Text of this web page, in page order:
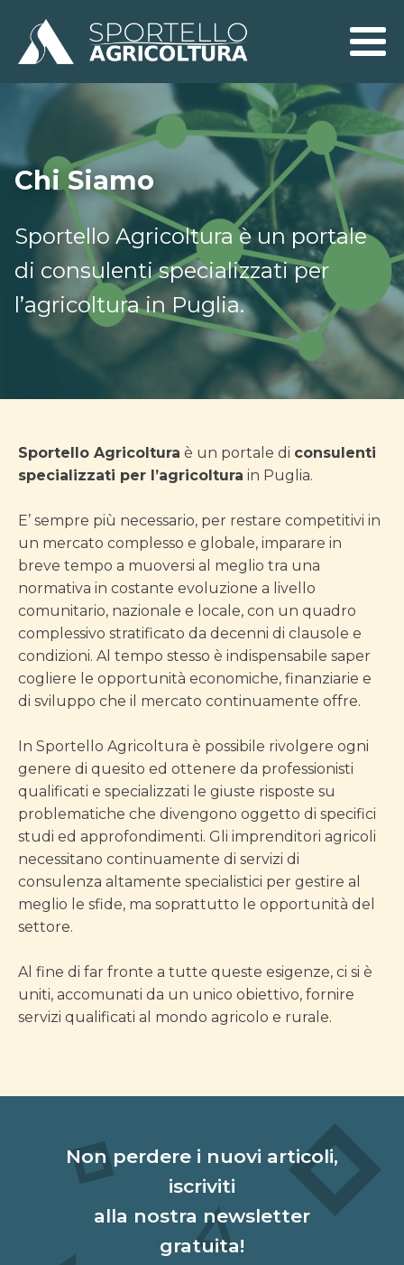
Chi Siamo
Sportello Agricoltura è un portale
di consulenti specializzati per
l’agricoltura in Puglia.
Sportello Agricoltura è un portale di consulenti
specializzati per l’agricoltura in Puglia.
E’ sempre più necessario, per restare competitivi in
un mercato complesso e globale, imparare in
breve tempo a muoversi al meglio tra una
normativa in costante evoluzione a livello
comunitario, nazionale e locale, con un quadro
complessivo stratificato da decenni di clausole e
condizioni. Al tempo stesso è indispensabile saper
cogliere le opportunità economiche, finanziarie e
di sviluppo che il mercato continuamente offre.
In Sportello Agricoltura è possibile rivolgere ogni
genere di quesito ed ottenere da professionisti
qualificati e specializzati le giuste risposte su
problematiche che divengono oggetto di specifici
studi ed approfondimenti. Gli imprenditori agricoli
necessitano continuamente di servizi di
consulenza altamente specialistici per gestire al
meglio le sfide, ma soprattutto le opportunità del
settore.
Al fine di far fronte a tutte queste esigenze, ci si è
uniti, accomunati da un unico obiettivo, fornire
servizi qualificati al mondo agricolo e rurale.
Non perdere i nuovi articoli,
iscriviti
alla nostra newsletter
gratuita!